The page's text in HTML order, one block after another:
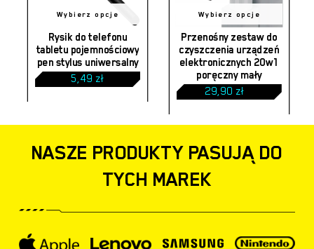
Wybierz opcje
produkt
ma
wiele
wybrać
Rysik do telefonu
tabletu pojemnościowy
pen stylus uniwersalny
5,49zł
Wybierz opcje
produkt
ma
wariantów.
wybrać
na
Przenośny zestaw do
czyszczenia urządzeń
elektronicznych 20w1
poręczny mały
29,90zł
Zakres
cen:
29,90 zł
45,00 zł
NASZE PRODUKTY PASUJĄ DO
TYCH MAREK